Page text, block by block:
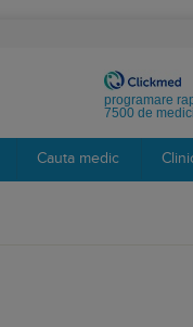
programare
7500 de medici
Cauta medic